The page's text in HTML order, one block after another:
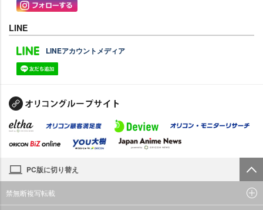
LINE
LINEアカウントメディア
PC版に切り替え
禁無断複写転載